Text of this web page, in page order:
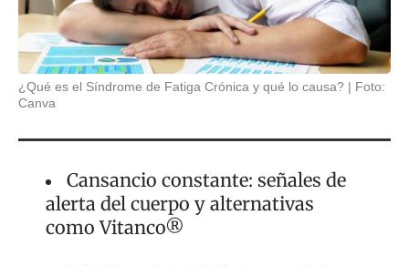
¿Qué es el Síndrome de Fatiga Crónica y qué lo causa?
Foto:
Canva
Cansancio constante: señales de
alerta del cuerpo y alternativas
como Vitanco®